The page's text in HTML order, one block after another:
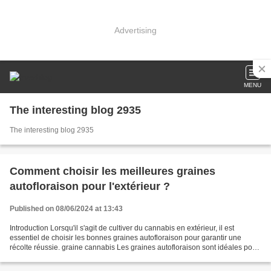
Advertising
MENU
The interesting blog 2935
The interesting blog 2935
Comment choisir les meilleures graines
autofloraison pour l'extérieur ?
Published on 08/06/2024 at 13:43
Introduction Lorsqu'il s'agit de cultiver du cannabis en extérieur, il est
essentiel de choisir les bonnes graines autofloraison pour garantir une
récolte réussie. graine cannabis Les graines autofloraison sont idéales pour